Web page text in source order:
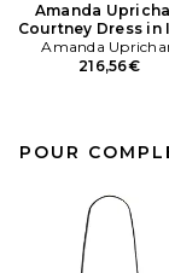
Amanda
Courtney Dress in
Amanda
216,56€
POUR